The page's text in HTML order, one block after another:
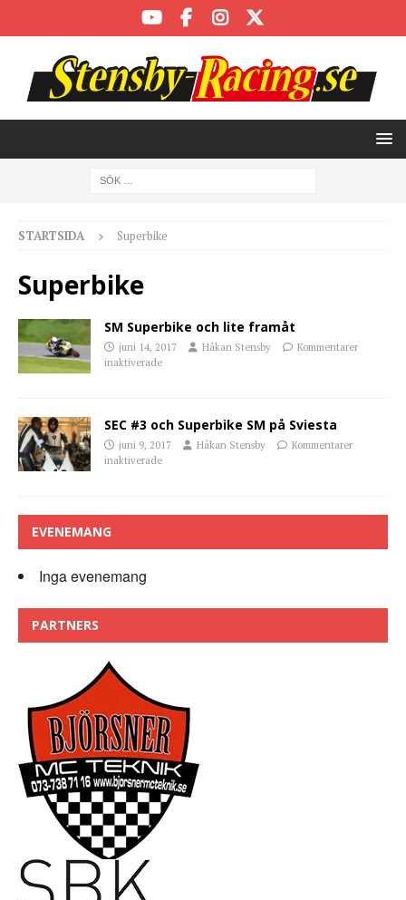
STARTSIDA Superbike
Superbike
SM Superbike och lite framåt
juni 14, 2017 Håkan Stensby
Kommentarer
inaktiverade
SEC #3 och Superbike SM på Sviesta
juni 9, 2017 Håkan Stensby
Kommentarer
inaktiverade
EVENEMANG
Inga evenemang
PARTNERS